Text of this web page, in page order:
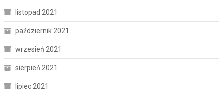
listopad 2021
październik 2021
wrzesień 2021
sierpień 2021
lipiec 2021